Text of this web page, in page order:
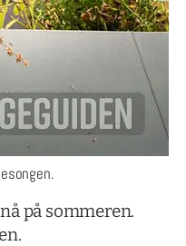
på sommeren.